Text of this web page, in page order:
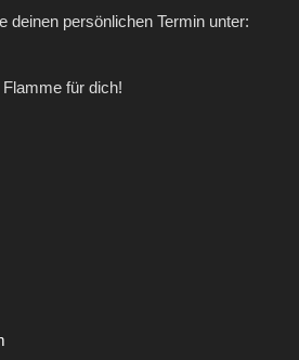
deinen persönlichen Termin unter:
für dich!